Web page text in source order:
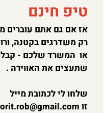
טיפ חינם
אז אם גם אתם עוברים
רק משדרגים בקטנה,
או המשרד שלכם - קבלו
שתעצים את האווירה .
שלחו לי לכתובת מייל
זו orit.rob@gmail.com